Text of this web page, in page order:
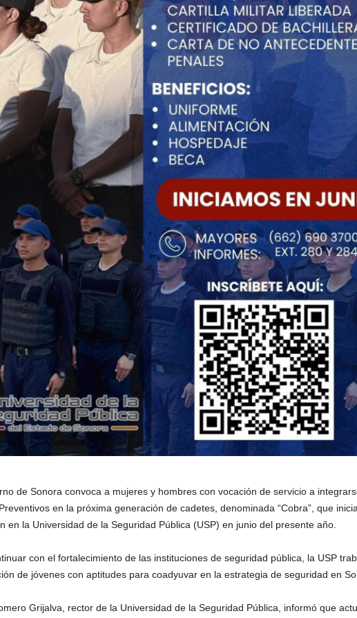
de Sonora convoca a mujeres y hombres con vocación de servicio a
en la próxima generación de cadetes, denominada “Cobra”, que
en la Universidad de la Seguridad Pública (USP) en junio del presente año.
con el fortalecimiento de las instituciones de seguridad pública, la USP
de jóvenes con aptitudes para coadyuvar en la estrategia de seguridad en
Grijalva, rector de la Universidad de la Seguridad Pública, informó que